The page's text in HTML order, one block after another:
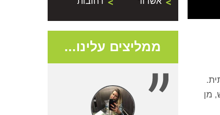
מן
ממליצים עלינו...